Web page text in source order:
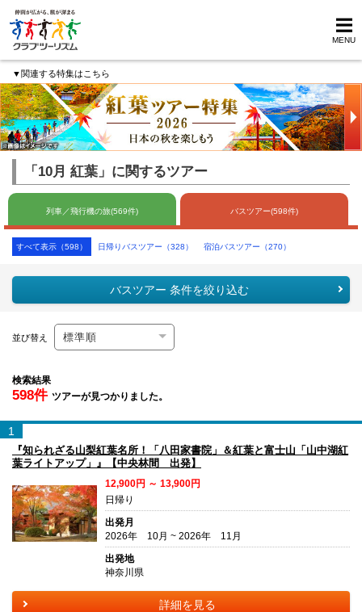
MENU
▼関連する特集はこちら
「10月 紅葉」に関するツアー
列車／飛行機の旅(569件) バスツアー(598件)
すべて表示（598） 日帰りバスツアー（328） 宿泊バスツアー（270）
バスツアー 条件を絞り込む
並び替え
検索結果
598件 ツアーが見つかりました。
1
『知られざる山梨紅葉名所！「八田家書院」＆紅葉と富士山「山中湖紅
葉ライトアップ」』【中央林間 出発】
12,900円 ～ 13,900円
日帰り
出発月
2026年 10月 ~ 2026年 11月
出発地
神奈川県
詳細を見る